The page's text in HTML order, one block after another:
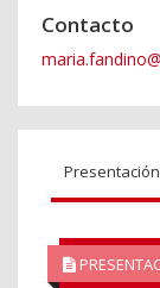
Contacto
Presentación